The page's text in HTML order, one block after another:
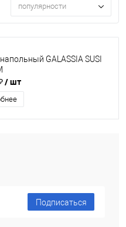
популярности
GALASSIA SUSI
/ шт
Подписаться